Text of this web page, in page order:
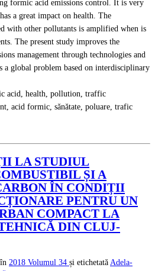
formic acid emissions control. It is very
a great impact on health. The
with other pollutants is amplified when is
The present study improves the
management through technologies and
global problem based on interdisciplinary
acid, health, pollution, traffic
acid formic, sănătate, poluare, trafic
LA STUDIUL
ȘI A
ÎN CONDIȚII
PENTRU UN
COMPACT LA
DIN CLUJ-
2018 Volumul 34 și etichetată Adela-